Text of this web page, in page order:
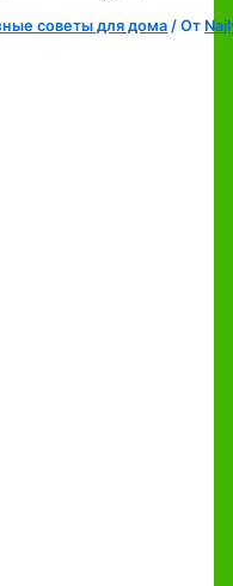
советы для дома/ От